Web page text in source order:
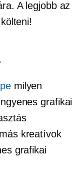
A legjobb az
milyen
grafikai
kreatívok
grafikai